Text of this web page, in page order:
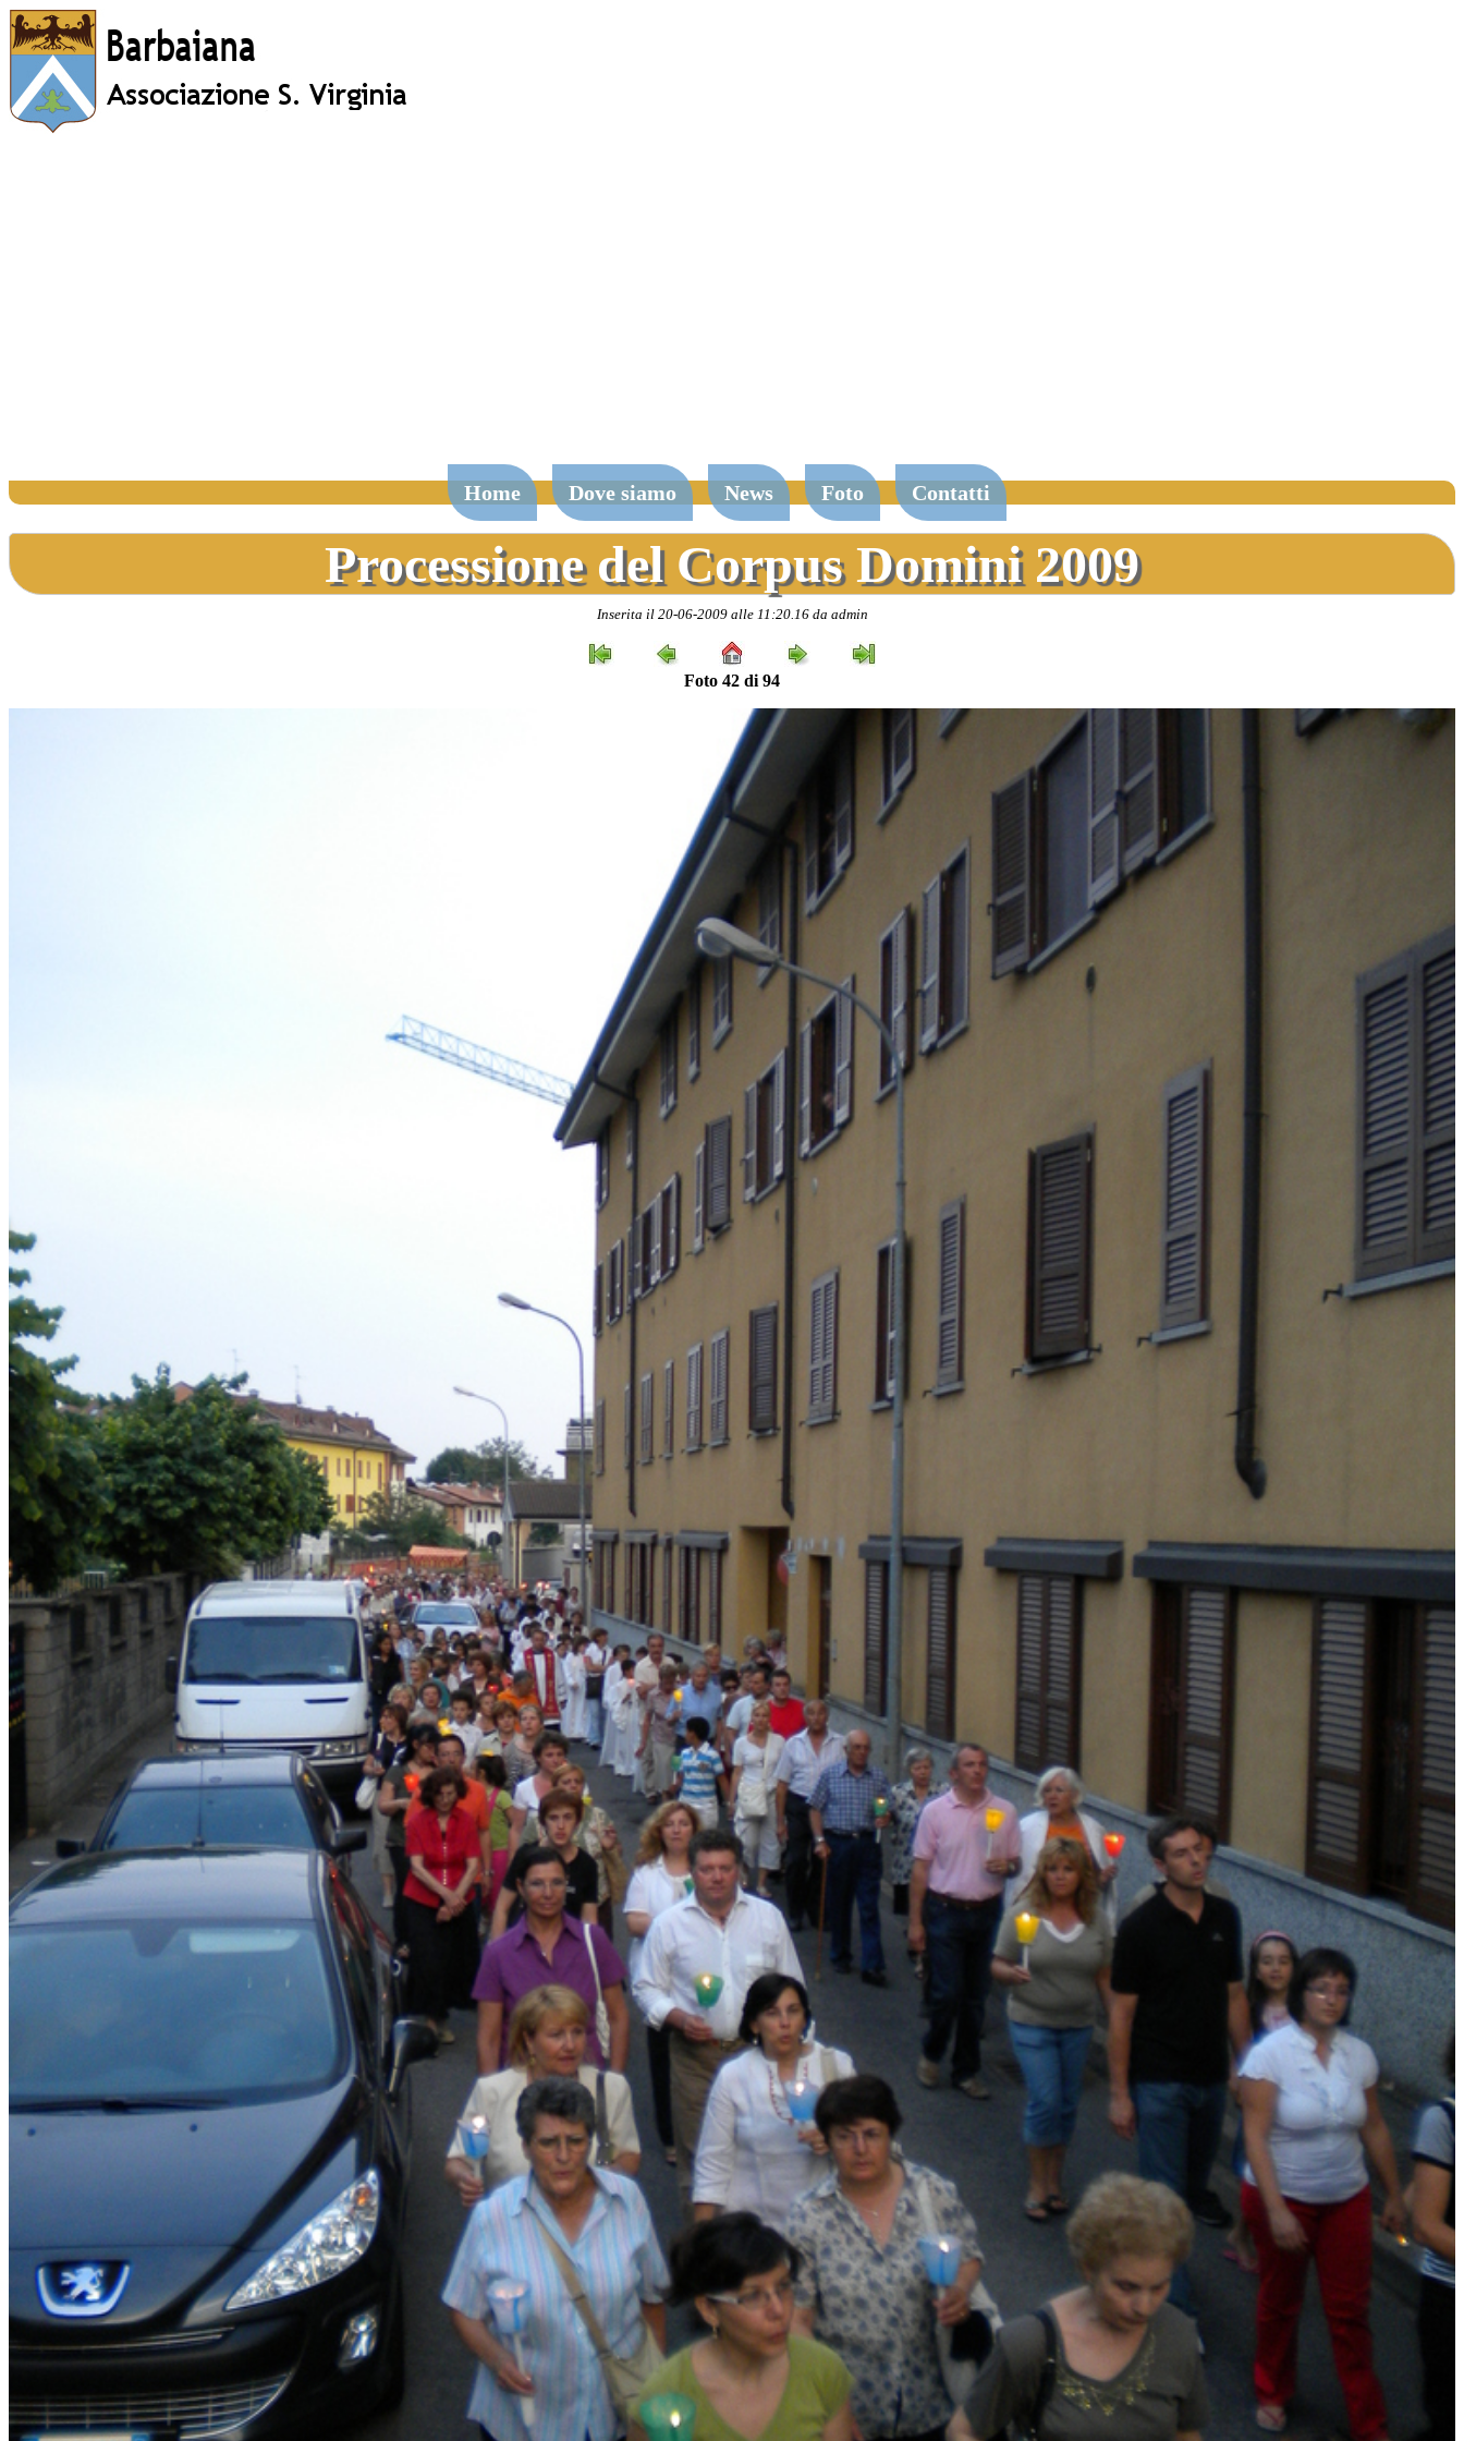
Home Dove siamo News Foto Contatti
Processione del Corpus Domini 2009
Inserita il 20-06-2009 alle 11:20.16 da admin
Foto 42 di 94